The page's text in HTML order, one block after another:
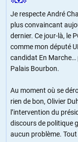
Je respecte André
plus convaincant
dernier. Ce jour-là, le
comme mon député
candidat En Marche…
Palais Bourbon.
Au moment où se
rien de bon, Olivier
l’intervention du
discours de politique
aucun problème.